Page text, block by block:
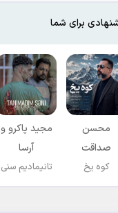
برای شما
محسن
صداقت
کوه یخ
مجید پاکرو و
آرسا
تانیمادیم سنی